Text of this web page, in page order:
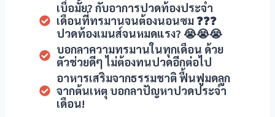
เบื่อมั้ย? กับอาการปวดท้องประจำ
เดือนที่ทรมานจนต้องนอนซม ❓❓❓
ปวดท้องเมนส์จนหมดแรง? 😭😭😭
บอกลาความทรมานในทุกเดือน ด้วย
ตัวช่วยดีๆ ไม่ต้องทนปวดอีกต่อไป
อาหารเสริมจากธรรมชาติ ฟื้นฟูมดลูก
จากต้นเหตุ บอกลาปัญหาปวดประจำ
เดือน!